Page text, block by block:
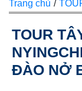
Trang chủ /
TOUR
ĐÀO NỞ